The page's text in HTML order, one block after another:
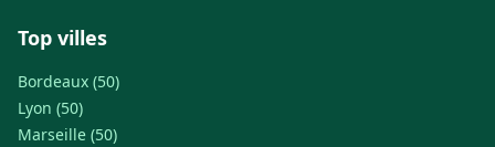
Top villes
Bordeaux (50)
Lyon (50)
Marseille (50)